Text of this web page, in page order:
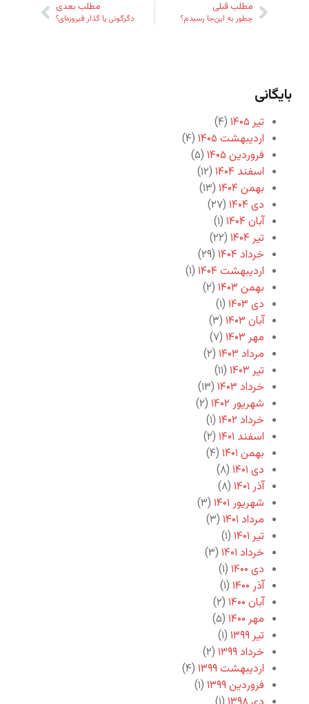
مطلب قبلی
چطور به این‌جا رسیدم؟
مطلب بعدی
دگرگونی یا گذار فیروزه‌ای؟
بایگانی
تیر ۱۴۰۵
(۴)
اردیبهشت ۱۴۰۵
(۴)
فروردین ۱۴۰۵
(۵)
اسفند ۱۴۰۴
(۱۲)
بهمن ۱۴۰۴
(۱۳)
دی ۱۴۰۴
(۲۷)
آبان ۱۴۰۴
(۱)
تیر ۱۴۰۴
(۲۲)
خرداد ۱۴۰۴
(۲۹)
اردیبهشت ۱۴۰۴
(۱)
بهمن ۱۴۰۳
(۲)
دی ۱۴۰۳
(۱)
آبان ۱۴۰۳
(۳)
مهر ۱۴۰۳
(۷)
مرداد ۱۴۰۳
(۲)
تیر ۱۴۰۳
(۱۱)
خرداد ۱۴۰۳
(۱۳)
شهریور ۱۴۰۲
(۲)
خرداد ۱۴۰۲
(۱)
اسفند ۱۴۰۱
(۲)
بهمن ۱۴۰۱
(۴)
دی ۱۴۰۱
(۸)
آذر ۱۴۰۱
(۸)
شهریور ۱۴۰۱
(۳)
مرداد ۱۴۰۱
(۳)
تیر ۱۴۰۱
(۱)
خرداد ۱۴۰۱
(۳)
دی ۱۴۰۰
(۱)
آذر ۱۴۰۰
(۱)
آبان ۱۴۰۰
(۲)
مهر ۱۴۰۰
(۵)
تیر ۱۳۹۹
(۱)
خرداد ۱۳۹۹
(۲)
اردیبهشت ۱۳۹۹
(۴)
فروردین ۱۳۹۹
(۱)